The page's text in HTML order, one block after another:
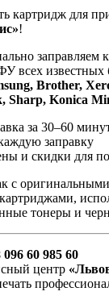
картридж для
!
заправляем
всех известных
Brother,
Sharp, Konica
за 30–60
заправку
и скидки для
с
тонеры и
096 60 985 60
центр